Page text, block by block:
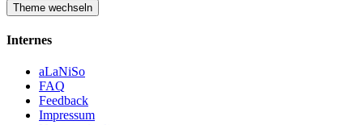
Internes
aLaNiSo
FAQ
Feedback
Impressum